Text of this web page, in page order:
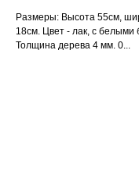
Размеры: Высота 55см,
18см. Цвет - лак, с
Толщина дерева 4 мм. 0...